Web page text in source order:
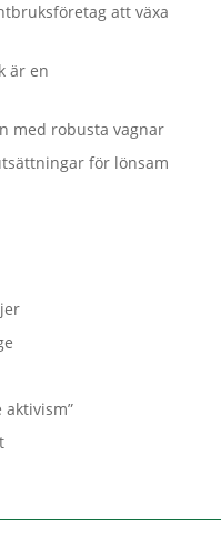
att växa
är en
med robusta vagnar
för lönsam
aktivism”